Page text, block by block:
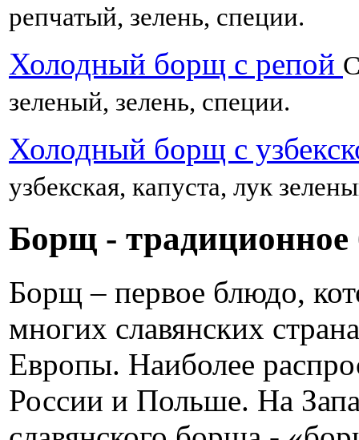
репчатый, зелень, специи.
Холодный борщ с репой
зеленый, зелень, специи.
Холодный борщ с
узбекская, капуста, лук
Борщ -
Борщ – первое блюдо,
многих славянских
Европы. Наиболее
России и Польше. На